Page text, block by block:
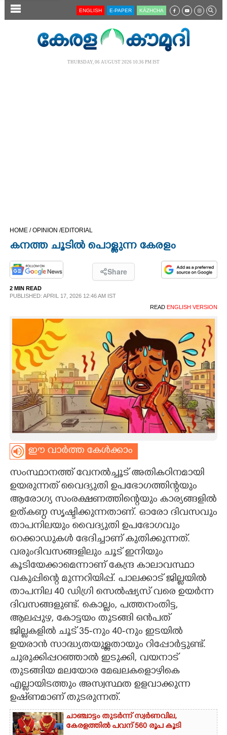
SECTIONS
OPINION
PHOTOS
LIFESTYLE
SPIRITUAL
INFO+
ART
ASTRO
CARTOONS
LITERATURE
CONTACT US
ENGLISH E-PAPER KĀZHCHA
THURSDAY, 06 AUGUST 2026 10.36 PM IST
HOME /OPINION /EDITORIAL
കനത്ത ചൂടിൽ പൊള്ളുന്ന കേരളം
Share
2 MIN READ
PUBLISHED: APRIL 17, 2026 12:46 AM IST
READ ENGLISH VERSION
ഈ വാർത്ത കേൾക്കാം
സംസ്ഥാനത്ത് വേനൽച്ചൂട് അതികഠിനമായി
ഉയരുന്നത് വൈദ്യുതി ഉപഭോഗത്തിന്റയും
ആരോഗ്യ സംരക്ഷണത്തിന്റെയും കാര്യങ്ങളിൽ
ഉത്കണ്ഠ സൃഷ്ടിക്കുന്നതാണ്. ഓരോ ദിവസവും
താപനിലയും വൈദ്യുതി ഉപഭോഗവും
റെക്കാഡുകൾ ഭേദിച്ചാണ് കുതിക്കുന്നത്.
വരുംദിവസങ്ങളിലും ചൂട് ഇനിയും
കൂടിയേക്കാമെന്നാണ് കേന്ദ്ര കാലാവസ്ഥാ
വകുപ്പിന്റെ മുന്നറിയിപ്പ്. പാലക്കാട് ജില്ലയിൽ
താപനില 40 ഡിഗ്രി സെൽഷ്യസ് വരെ ഉയർന്ന
ദിവസങ്ങളുണ്ട്. കൊല്ലം, പത്തനംതിട്ട,
ആലപ്പുഴ, കോട്ടയം തുടങ്ങി ഒൻപത്
ജില്ലകളിൽ ചൂട് 35-നും 40-നും ഇടയിൽ
ഉയരാൻ സാദ്ധ്യതയുള്ളതായും റിപ്പോർട്ടുണ്ട്.
ചുരുക്കിപ്പറഞ്ഞാൽ ഇടുക്കി, വയനാട്
തുടങ്ങിയ മലയോര മേഖലകളൊഴികെ
എല്ലായിടത്തും അസ്വസ്ഥത ഉളവാക്കുന്ന
ഉഷ്‌ണമാണ് തുടരുന്നത്.
ചാഞ്ചാട്ടം തുടർന്ന് സ്വർണവില,
കേരളത്തിൽ പവന് 560 രൂപ കൂടി